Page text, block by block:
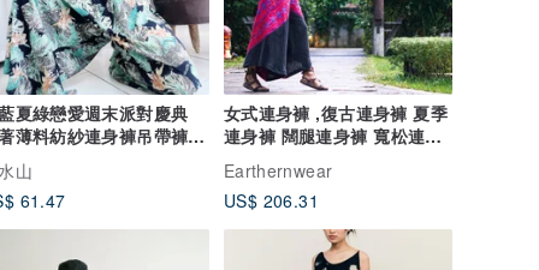
夏綠戀愛週末派對慶典
薄料紡紗連身褲吊帶褲
山
61.47
女式連身褲 ,復古連身褲 夏季
連身褲 闊腿連身褲 寬松連身
Earthernwear
US$ 206.31